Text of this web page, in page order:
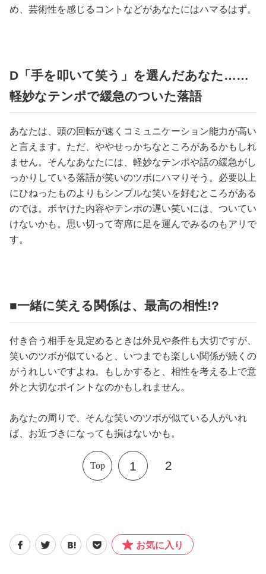
め、芸術性を感じるコントなどがあなたにはハマるはず。
D「手を叩いて笑う」を選んだあなた……
軽妙なテンポで緩急のついた落語
あなたは、頭の回転が速くコミュニケーション能力が高い
と言えます。ただ、ややせっかちなところがあるかもしれ
ません。そんなあなたには、軽妙なテンポや話の緩急がし
っかりしている落語が笑いのツボにハマりそう。必要以上
にひねったものよりもシンプルな笑いを好むところがある
のでは。ボヤけた内容やテンポの遅い笑いには、ついてい
けないかも。思い切って寄席に足を運んでみるのもアリで
す。
■一緒に笑える関係は、最高の相性!?
付き合う相手を見定めるときは外見や条件も大切ですが、
笑いのツボが似ていると、いつまでも楽しい関係が続くの
がうれしいですよね。もしかすると、相性を考える上で意
外と大切なポイントなのかもしれません。
あなたの周りで、そんな笑いのツボが似ている人がいれ
ば、お近づきになっても損はないかも。
Top 1 2
お気に入り